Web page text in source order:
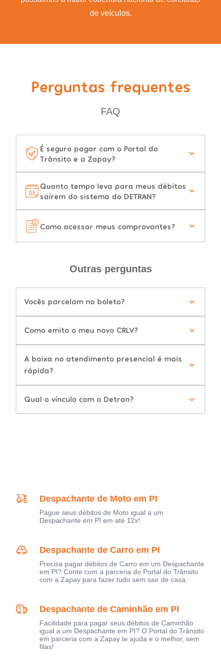
de veículos.
Perguntas frequentes
FAQ
É seguro pagar com o Portal do
Trânsito e a Zapay?
Quanto tempo leva para meus débitos
saírem do sistema do DETRAN?
Como acessar meus comprovantes?
Outras perguntas
Vocês parcelam no boleto?
Como emito o meu novo CRLV?
A baixa no atendimento presencial é mais
rápida?
Qual o vínculo com o Detran?
Despachante de Moto em PI
Pague seus débitos de Moto igual a um
Despachante em PI em até 12x!
Despachante de Carro em PI
Precisa pagar débitos de Carro em um Despachante
em PI? Conte com a parceria do Portal do Trânsito
com a Zapay para fazer tudo sem sair de casa.
Despachante de Caminhão em PI
Facilidade para pagar seus débitos de Caminhão
igual a um Despachante em PI? O Portal do Trânsito
em parceria com a Zapay te ajuda e o melhor, sem
filas!